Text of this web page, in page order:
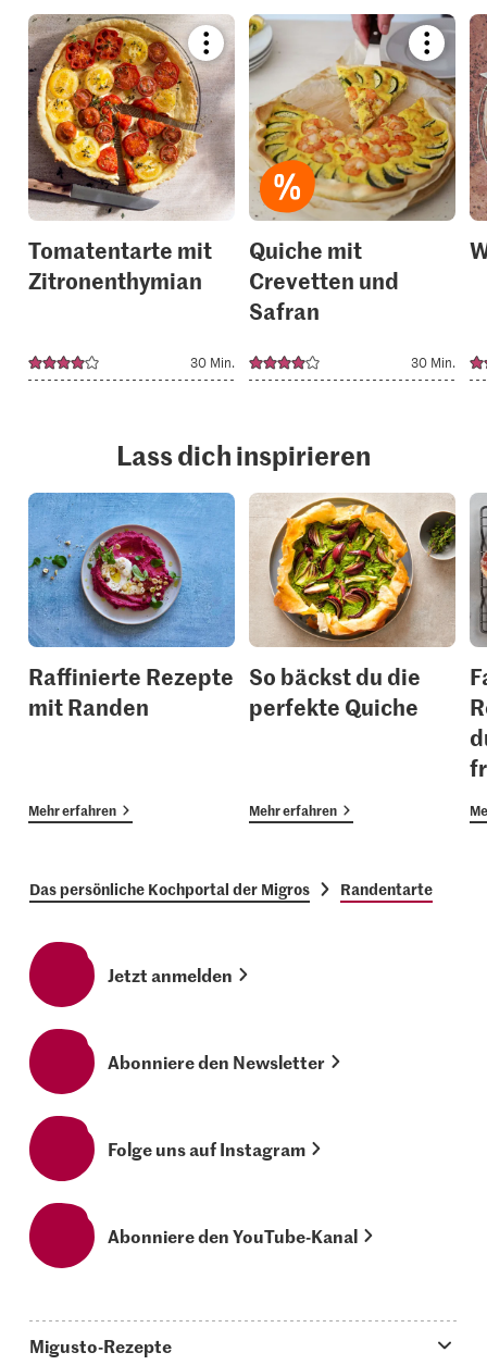
Bookmark
recipe
or
add
it
to
your
collections.
Tomatentarte mit
Zitronenthymian
30 Min.
recipe
or
add
it
to
your
Quiche mit
Crevetten und
Safran
30 Min.
Lass dich inspirieren
Raffinierte Rezepte
mit Randen
Mehr erfahren
So bäckst du die
perfekte Quiche
Mehr erfahren
Das persönliche Kochportal der Migros Randentarte
Jetzt anmelden
Abonniere den Newsletter
Folge uns auf Instagram
Abonniere den YouTube-Kanal
Migusto-Rezepte